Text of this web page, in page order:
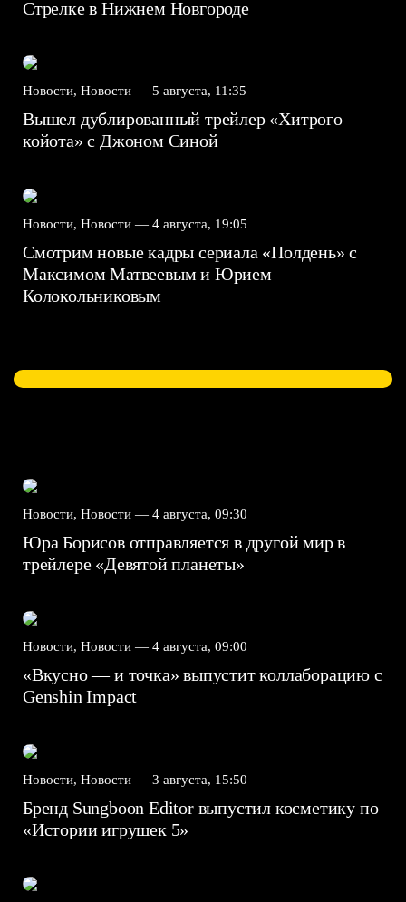
Стрелке в Нижнем Новгороде
Новости, Новости — 5 августа, 11:35
Вышел дублированный трейлер «Хитрого
койота» с Джоном Синой
Новости, Новости — 4 августа, 19:05
Смотрим новые кадры сериала «Полдень» с
Максимом Матвеевым и Юрием
Колокольниковым
Новости, Новости — 4 августа, 09:30
Юра Борисов отправляется в другой мир в
трейлере «Девятой планеты»
Новости, Новости — 4 августа, 09:00
«Вкусно — и точка» выпустит коллаборацию с
Genshin Impact⁠⁠
Новости, Новости — 3 августа, 15:50
Бренд Sungboon Editor выпустил косметику по
«Истории игрушек 5»